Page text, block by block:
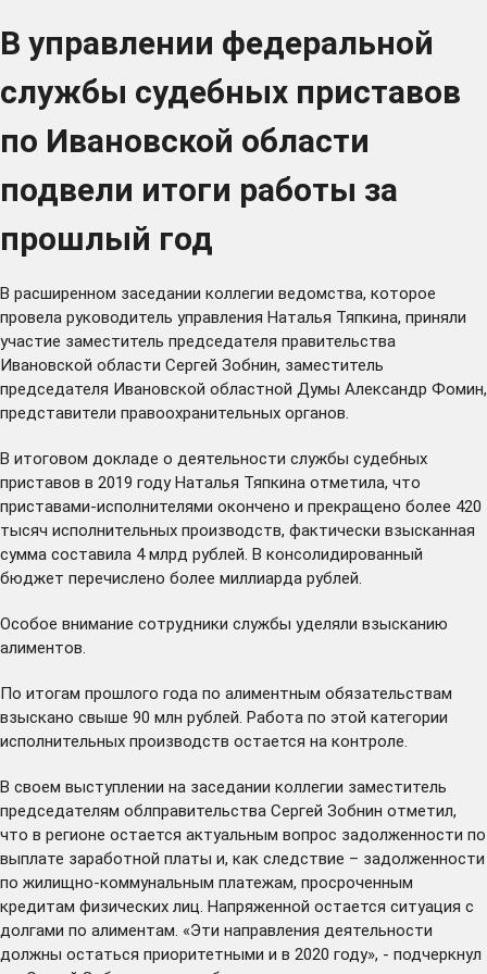
В управлении федеральной
службы судебных приставов
по Ивановской области
подвели итоги работы за
прошлый год
В расширенном заседании коллегии ведомства, которое
провела руководитель управления Наталья Тяпкина, приняли
участие заместитель председателя правительства
Ивановской области Сергей Зобнин, заместитель
председателя Ивановской областной Думы Александр Фомин,
представители правоохранительных органов.
В итоговом докладе о деятельности службы судебных
приставов в 2019 году Наталья Тяпкина отметила, что
приставами-исполнителями окончено и прекращено более 420
тысяч исполнительных производств, фактически взысканная
сумма составила 4 млрд рублей. В консолидированный
бюджет перечислено более миллиарда рублей.
Особое внимание сотрудники службы уделяли взысканию
алиментов.
По итогам прошлого года по алиментным обязательствам
взыскано свыше 90 млн рублей. Работа по этой категории
исполнительных производств остается на контроле.
В своем выступлении на заседании коллегии заместитель
председателям облправительства Сергей Зобнин отметил,
что в регионе остается актуальным вопрос задолженности по
выплате заработной платы и, как следствие – задолженности
по жилищно-коммунальным платежам, просроченным
кредитам физических лиц. Напряженной остается ситуация с
долгами по алиментам. «Эти направления деятельности
должны остаться приоритетными и в 2020 году», - подчеркнул